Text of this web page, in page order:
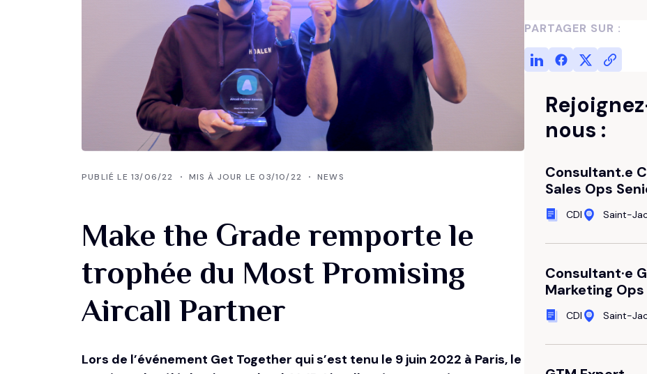
Entretenez vos données CRM
Découvrir notre expertise
Diffusez le bon message
Stratégie Réseaux Sociaux
Maîtrisez votre e-réputation
PUBLIÉ LE 13/06/22 MIS À JOUR LE 03/10/22 NEWS
Make the Grade remporte le
trophée du Most Promising
Aircall Partner
Lors de l’événement Get Together qui s’est tenu le 9 juin 2022 à Paris, le
PARTAGER SUR :
nous :
Consultant.e
Sales Ops
CDI Saint-
Consultant·e
Marketing Ops
CDI Saint-